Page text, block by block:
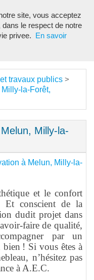
travaux publics >
la-Forêt,
Milly-la-
à Melun, Milly-la-
et le confort
Et conscient de la
dudit projet dans
faire de qualité,
par un
! Si vous êtes à
n’hésitez pas
à A.E.C.
site, vous acceptez
dans le respect de notre
privee.
En savoir